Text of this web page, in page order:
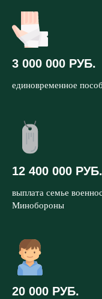
3 000 000 РУБ.
единовременное
12 400 000 РУБ.
выплата семье
Минобороны
20 000 РУБ.